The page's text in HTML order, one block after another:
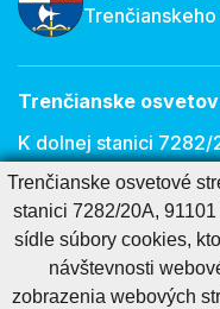
Trenčianske
K dolnej stanici 7282/
911 01 Trenčín
E-mail:
osveta@tnos.sk
Cookies nastavenie
Trenčianske osvetové
stanici 7282/20A,
sídle súbory cookies,
návštevnosti
zobrazenia webových